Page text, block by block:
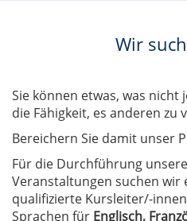
Wir
Sie können etwas, was nicht
die Fähigkeit, es anderen zu
Bereichern Sie damit unser
Für die Durchführung
Veranstaltungen suchen wir
qualifizierte Kursleiter/-
Sprachen für Englisch,